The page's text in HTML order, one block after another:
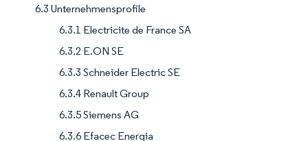
6.3 Unternehmensprofile
6.3.1 Electricite de France SA
6.3.2 E.ON SE
6.3.3 Schneider Electric SE
6.3.4 Renault Group
6.3.5 Siemens AG
6.3.6 Efacec Energia